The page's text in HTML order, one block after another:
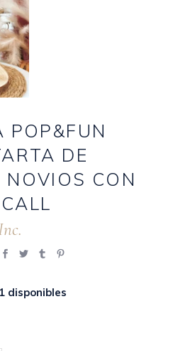
POP&FUN
DE
NOVIOS CON
disponibles